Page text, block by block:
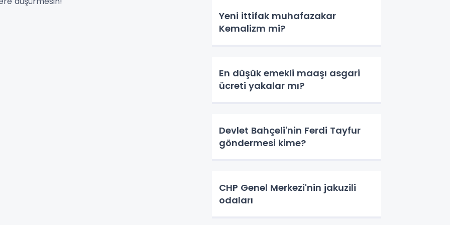
Yeni ittifak muhafazakar
Kemalizm mi?
En düşük emekli maaşı asgari
ücreti yakalar mı?
Devlet Bahçeli'nin Ferdi Tayfur
göndermesi kime?
CHP Genel Merkezi'nin jakuzili
odaları